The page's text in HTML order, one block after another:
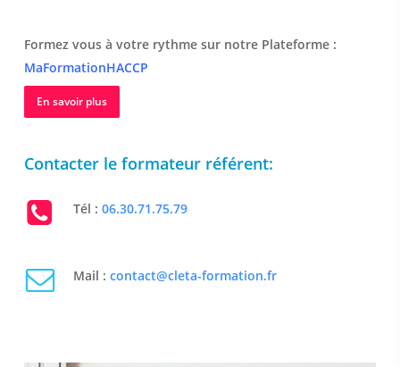
Formez vous à votre rythme sur notre Plateforme :
MaFormationHACCP
En savoir plus
Contacter le formateur référent:
Tél :06.30.71.75.79
Mail :contact@cleta-formation.fr